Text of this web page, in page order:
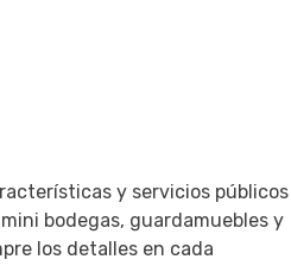
y servicios públicos
bodegas, guardamuebles y
los detalles en cada